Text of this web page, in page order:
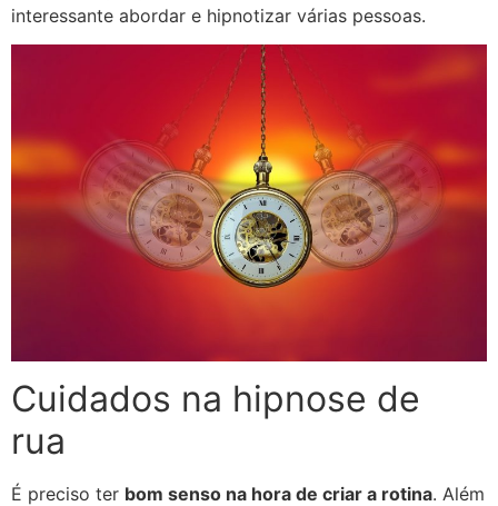
interessante abordar e hipnotizar várias pessoas.
Cuidados na hipnose de
rua
É preciso ter bom senso na hora de criar a rotina. Além